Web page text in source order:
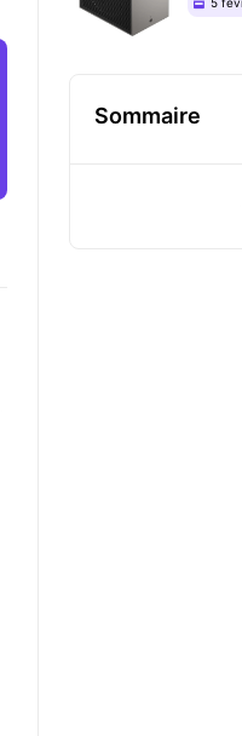
Sommaire